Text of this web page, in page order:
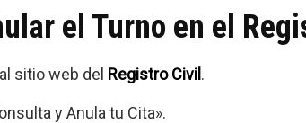
el Turno en el
sitio web del Registro Civil .
y Anula tu Cita».